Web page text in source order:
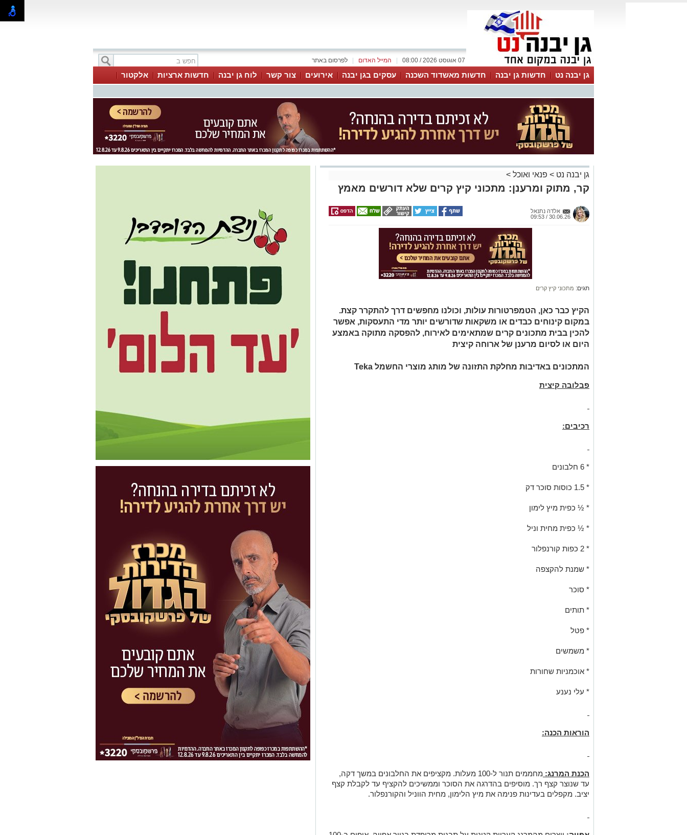
לפרסום באתר המייל האדום 07 אוגוסט 2026 / 08:00
גן יבנה נט חדשות גן יבנה חדשות מאשדוד השכנה עסקים בגן יבנה אירועים צור קשר לוח גן יבנה חדשות ארציות
אלקטור
גן יבנה נט > פנאי ואוכל >
קר, מתוק ומרענן: מתכוני קיץ קרים שלא דורשים מאמץ
אלדה נתנאל
30.06.26 / 09:53
תגים: מתכוני קיץ קרים
הקיץ כבר כאן, הטמפרטורות עולות, וכולנו מחפשים דרך להתקרר קצת.
במקום קינוחים כבדים או משקאות שדורשים יותר מדי התעסקות, אפשר
להכין בבית מתכונים קרים שמתאימים לאירוח, להפסקה מתוקה באמצע
היום או לסיום מרענן של ארוחה קיצית
המתכונים באדיבות מחלקת התזונה של מותג מוצרי החשמל Teka
פבלובה קיצית
רכיבים:
* 6 חלבונים
* 1.5 כוסות סוכר דק
* ½ כפית מיץ לימון
* ½ כפית מחית וניל
* 2 כפות קורנפלור
* שמנת להקצפה
* סוכר
* תותים
* פטל
* משמשים
* אוכמניות שחורות
* עלי נענע
הוראות הכנה:
הכנת המרנג:
מחממים תנור ל-100 מעלות. מקציפים את החלבונים במשך דקה,
עד שנוצר קצף רך. מוסיפים בהדרגה את הסוכר וממשיכים להקציף עד לקבלת קצף
יציב. מקפלים בעדינות פנימה את מיץ הלימון, מחית הווניל והקורנפלור.